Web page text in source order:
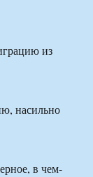
из
насильно
в чем-